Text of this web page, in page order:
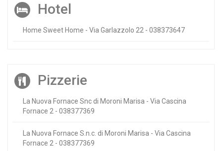
Hotel
Home Sweet Home - Via Garlazzolo 22 - 038373647
Pizzerie
La Nuova Fornace Snc di Moroni Marisa - Via Cascina
Fornace 2 - 038377369
La Nuova Fornace S.n.c. di Moroni Marisa - Via Cascina
Fornace 2 - 038377369